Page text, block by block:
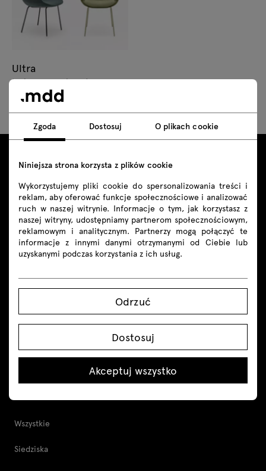
Ultra
tapicerowane krzesło
kubełkowe
Kontakt
Śledź nas
Wszystkie
Siedziska
Zgoda Dostosuj O plikach cookie
Niniejsza strona korzysta z plików cookie
Wykorzystujemy pliki cookie do spersonalizowania treści i
reklam, aby oferować funkcje społecznościowe i analizować
ruch w naszej witrynie. Informacje o tym, jak korzystasz z
naszej witryny, udostępniamy partnerom społecznościowym,
reklamowym i analitycznym. Partnerzy mogą połączyć te
informacje z innymi danymi otrzymanymi od Ciebie lub
uzyskanymi podczas korzystania z ich usług.
Odrzuć
Dostosuj
Akceptuj wszystko